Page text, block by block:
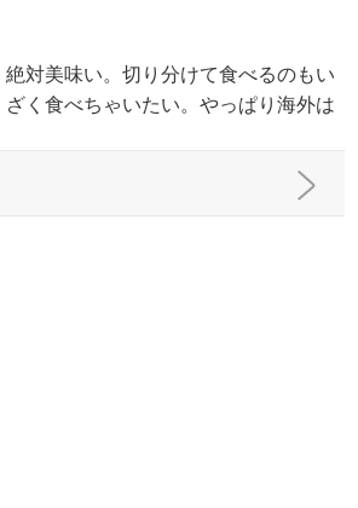
対美味い。切り分けて食べるのもい
く食べちゃいたい。やっぱり海外は